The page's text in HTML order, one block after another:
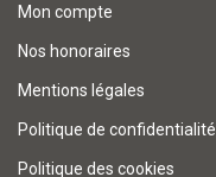
Mon compte
Nos honoraires
Mentions légales
Politique de confidentialité
Politique des cookies